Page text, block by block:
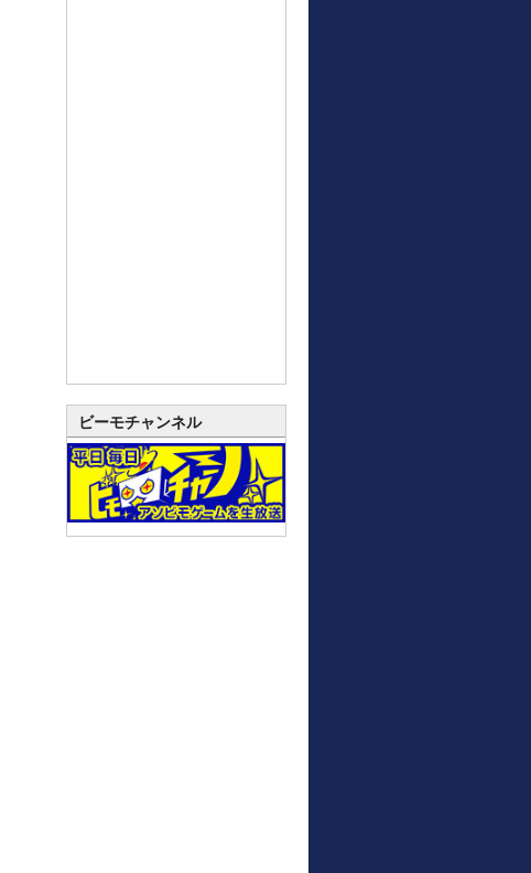
ビーモチャンネル